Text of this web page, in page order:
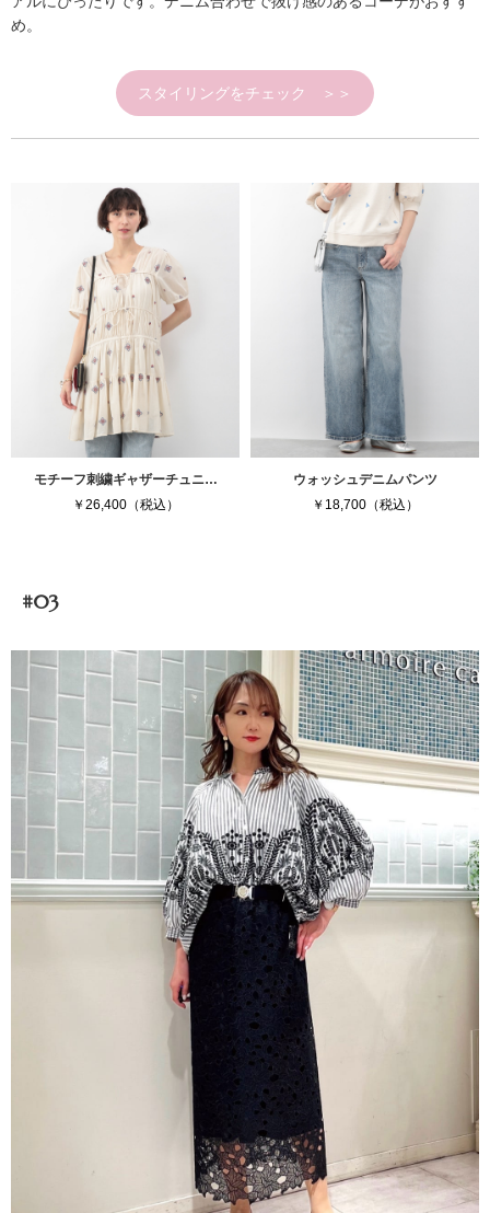
め。
スタイリングをチェック ＞＞
モチーフ刺繍ギャザーチュニ…
￥26,400（税込）
ウォッシュデニムパンツ
￥18,700（税込）
#03